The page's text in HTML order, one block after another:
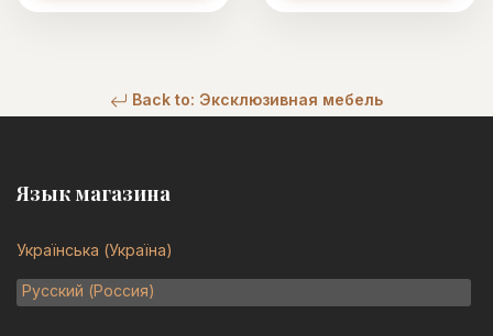
Back to: Эксклюзивная мебель
Язык магазина
Українська (Україна)
Русский (Россия)